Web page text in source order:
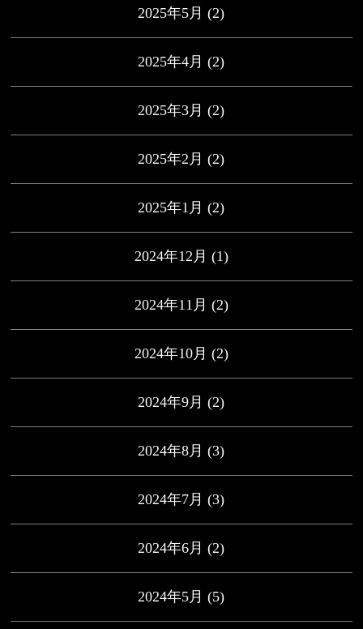
2025年5月 (2)
2025年4月 (2)
2025年3月 (2)
2025年2月 (2)
2025年1月 (2)
2024年12月 (1)
2024年11月 (2)
2024年10月 (2)
2024年9月 (2)
2024年8月 (3)
2024年7月 (3)
2024年6月 (2)
2024年5月 (5)